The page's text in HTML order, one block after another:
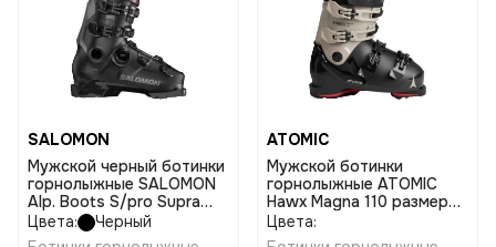
SALOMON
Мужской черный ботинки
горнолыжные SALOMON
Alp. Boots S/pro Supra
Boa 100 Gw размер
25/25,5
Цвета:
Черный
ATOMIC
Мужской ботинки
горнолыжные ATOMIC
Hawx Magna 110 размер
29,5
Цвета: